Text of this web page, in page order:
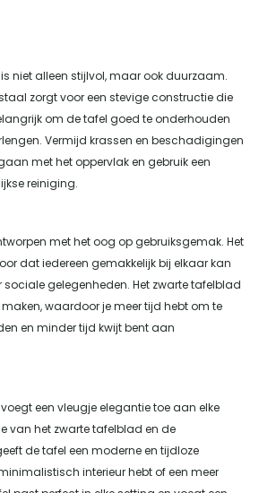
niet alleen stijlvol, maar ook duurzaam.
zorgt voor een stevige constructie die
om de tafel goed te onderhouden
Vermijd krassen en beschadigingen
met het oppervlak en gebruik een
reiniging.
met het oog op gebruiksgemak. Het
dat iedereen gemakkelijk bij elkaar kan
sociale gelegenheden. Het zwarte tafelblad
waardoor je meer tijd hebt om te
en minder tijd kwijt bent aan
een vleugje elegantie toe aan elke
van het zwarte tafelblad en de
de tafel een moderne en tijdloze
interieur hebt of een meer